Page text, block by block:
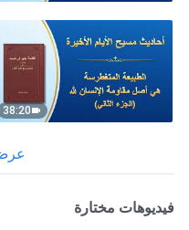
38:20
فيديوهات مختارة